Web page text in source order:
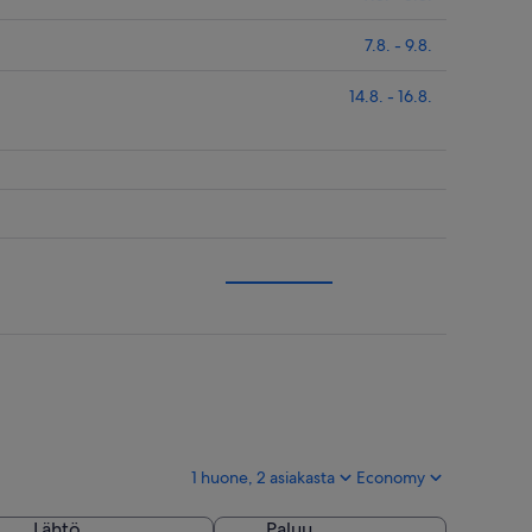
7.8. - 9.8.
14.8. - 16.8.
1 huone, 2 asiakasta Economy